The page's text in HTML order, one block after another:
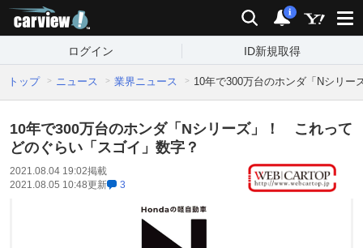
検索 通知
i
ログイン ID新規取得
トップ ニュース 業界ニュース 10年で300万台のホンダ「Nシリ
10年で300万台のホンダ「Nシリーズ」！ これって
どのぐらい「スゴイ」数字？
2021.08.04 19:02掲載
2021.08.05 10:48更新 3